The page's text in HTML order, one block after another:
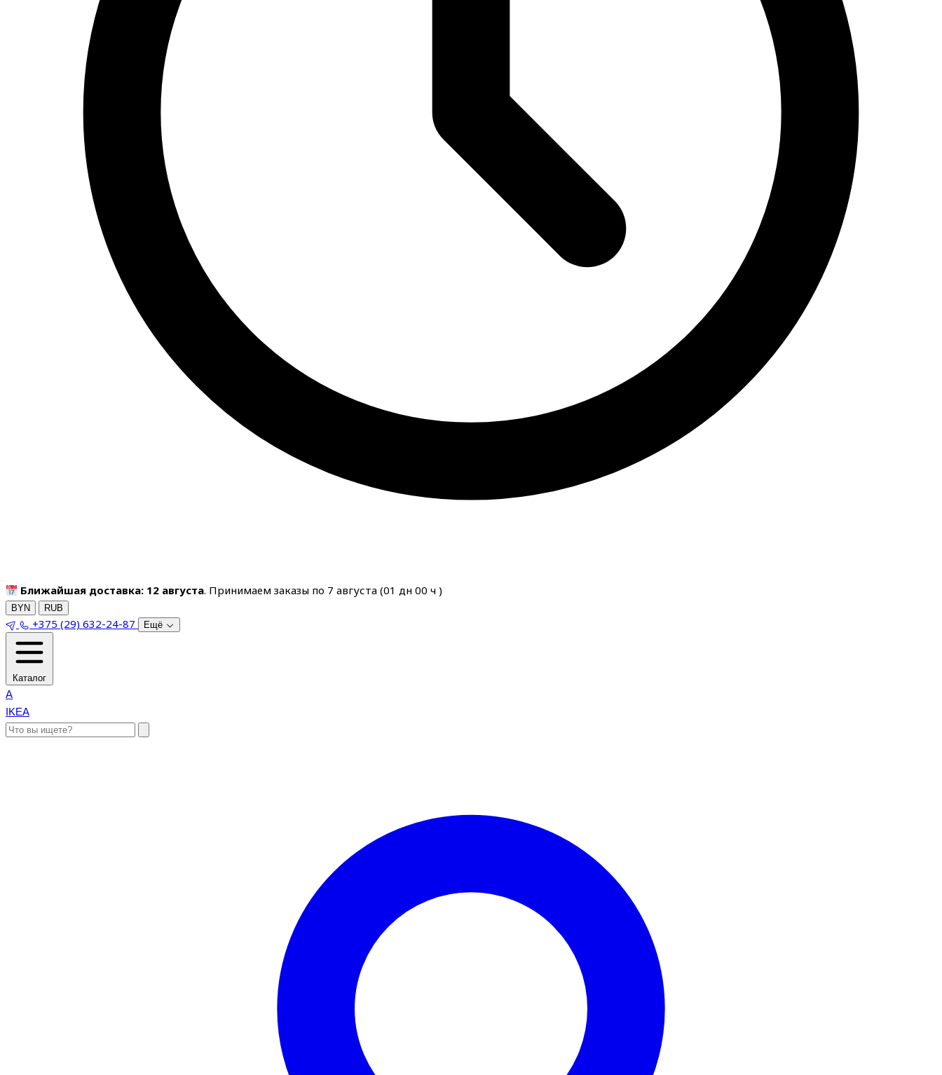
Ближайшая доставка: 12 августа. Принимаем заказы по 7 августа (01 дн00 ч)
BYN RUB
+375 (29) 632-24-87 Ещё
Каталог
A
IKEA